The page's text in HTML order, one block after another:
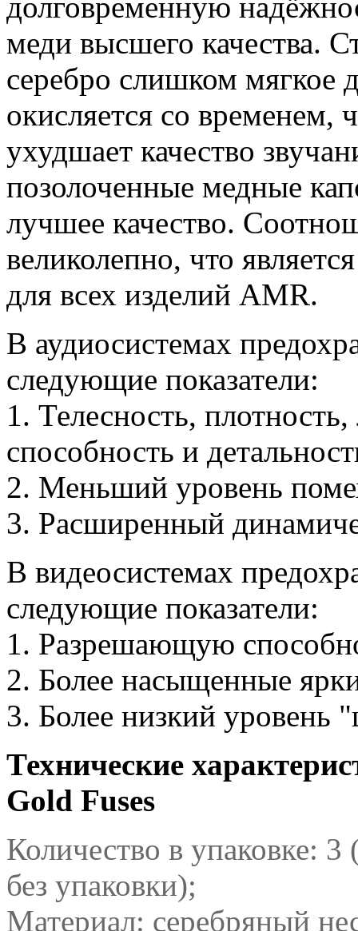
меди высшего качества.
серебро слишком мягкое
окисляется со временем,
ухудшает качество
позолоченные медные
лучшее качество.
великолепно, что
для всех изделий AMR.
В аудиосистемах
следующие показатели:
1. Телесность,
способность и
2. Меньший уровень
3. Расширенный
В видеосистемах
следующие показатели:
1. Разрешающую
2. Более насыщенные
3. Более низкий уровень
Технические
Gold Fuses
Количество в упаковке:
без упаковки);
Материал: серебряный